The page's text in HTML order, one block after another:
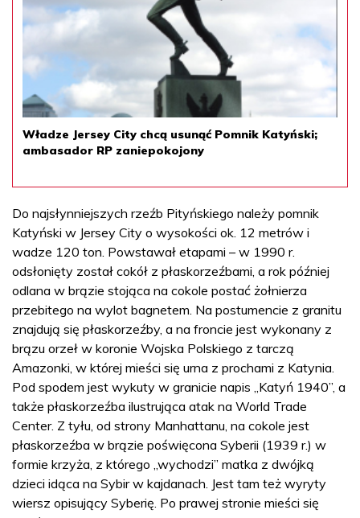
Władze Jersey City chcą usunąć Pomnik Katyński;
ambasador RP zaniepokojony
Do najsłynniejszych rzeźb Pityńskiego należy pomnik
Katyński w Jersey City o wysokości ok. 12 metrów i
wadze 120 ton. Powstawał etapami – w 1990 r.
odsłonięty został cokół z płaskorzeźbami, a rok później
odlana w brązie stojąca na cokole postać żołnierza
przebitego na wylot bagnetem. Na postumencie z granitu
znajdują się płaskorzeźby, a na froncie jest wykonany z
brązu orzeł w koronie Wojska Polskiego z tarczą
Amazonki, w której mieści się urna z prochami z Katynia.
Pod spodem jest wykuty w granicie napis „Katyń 1940”, a
także płaskorzeźba ilustrująca atak na World Trade
Center. Z tyłu, od strony Manhattanu, na cokole jest
płaskorzeźba w brązie poświęcona Syberii (1939 r.) w
formie krzyża, z którego „wychodzi” matka z dwójką
dzieci idąca na Sybir w kajdanach. Jest tam też wyryty
wiersz opisujący Syberię. Po prawej stronie mieści się